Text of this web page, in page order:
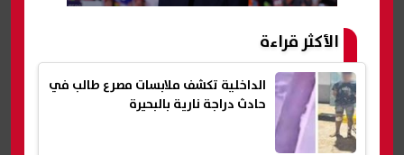
الأكثر قراءة
الداخلية تكشف ملابسات مصرع طالب في
حادث دراجة نارية بالبحيرة